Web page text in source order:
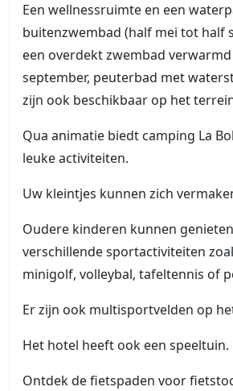
Een wellnessruimte en een
buitenzwembad (half mei tot half
een overdekt zwembad
september, peuterbad met
zijn ook beschikbaar op het
Qua animatie biedt camping La
leuke activiteiten.
Uw kleintjes kunnen zich
Oudere kinderen kunnen
verschillende sportactiviteiten
minigolf, volleybal, tafeltennis of
Er zijn ook multisportvelden op
Het hotel heeft ook een speeltuin.
Ontdek de fietspaden voor